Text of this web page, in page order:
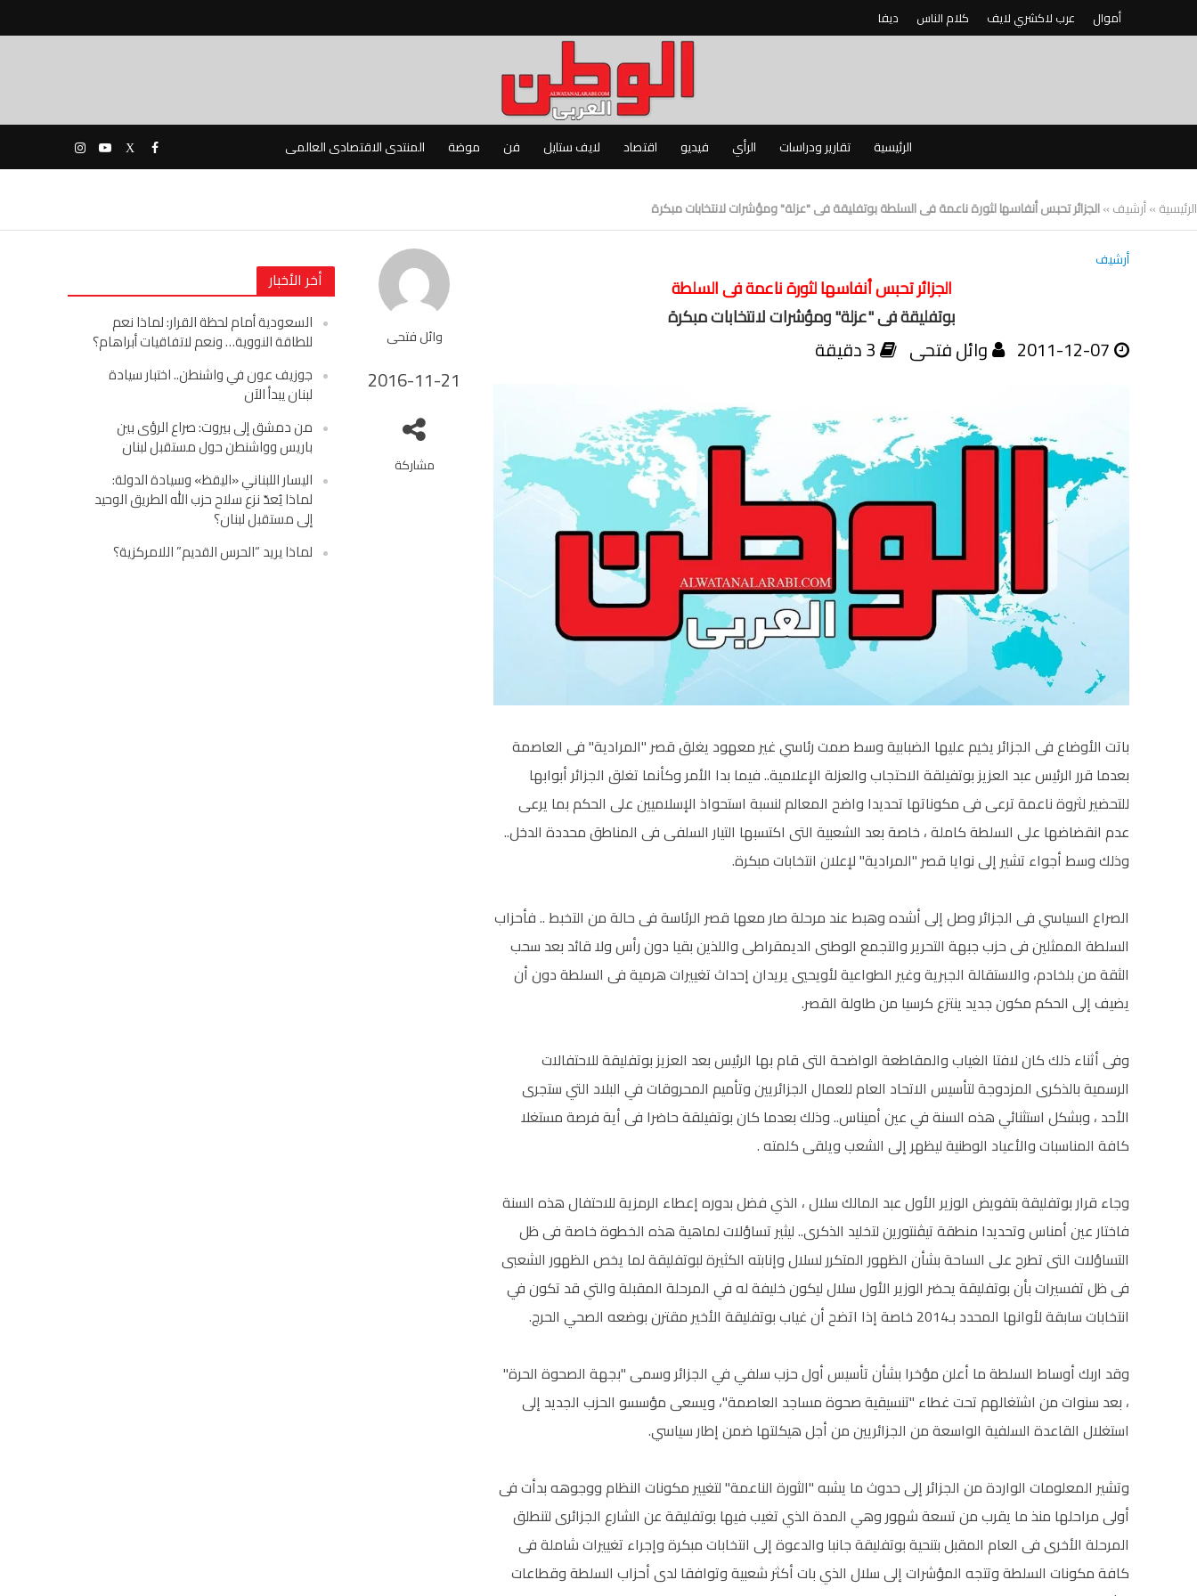
أموال عرب لاكشري لايف كلام الناس ديفا
الرئيسية تقارير ودراسات الرأي فيديو اقتصاد لايف ستايل فن موضة المنتدى الاقتصادى العالمى
الرئيسية»أرشيف»الجزائر تحبس أنفاسها لثورة ناعمة فى السلطة بوتفليقة فى "عزلة" ومؤشرات لانتخابات مبكرة
أخر الأخبار
السعودية أمام لحظة القرار: لماذا نعم
للطاقة النووية… ونعم لاتفاقيات أبراهام؟
جوزيف عون في واشنطن.. اختبار سيادة
لبنان يبدأ الآن
من دمشق إلى بيروت: صراع الرؤى بين
باريس وواشنطن حول مستقبل لبنان
اليسار اللبناني «اليقظ» وسيادة الدولة:
لماذا يُعدّ نزع سلاح حزب الله الطريق الوحيد
إلى مستقبل لبنان؟
لماذا يريد “الحرس القديم” اللامركزية؟
وائل فتحى
2016-11-21
مشاركة
أرشيف
الجزائر تحبس أنفاسها لثورة ناعمة فى السلطة
بوتفليقة فى "عزلة" ومؤشرات لانتخابات مبكرة
2011-12-07 وائل فتحى 3 دقيقة
باتت الأوضاع فى الجزائر يخيم عليها الضبابية وسط صمت رئاسي غير معهود يغلق قصر "المرادية" فى العاصمة
بعدما قرر الرئيس عبد العزيز بوتفيلقة الاحتجاب والعزلة الإعلامية.. فيما بدا الأمر وكأنما تغلق الجزائر أبوابها
للتحضير لثروة ناعمة ترعى فى مكوناتها تحديدا واضح المعالم لنسبة استحواذ الإسلاميين على الحكم بما يرعى
عدم انقضاضها على السلطة كاملة ، خاصة بعد الشعبية التى اكتسبها التيار السلفى فى المناطق محددة الدخل..
وذلك وسط أجواء تشير إلى نوايا قصر "المرادية" لإعلان انتخابات مبكرة.
الصراع السياسي فى الجزائر وصل إلى أشده وهبط عند مرحلة صار معها قصر الرئاسة فى حالة من التخبط .. فأحزاب
السلطة الممثلين فى حزب جبهة التحرير والتجمع الوطنى الديمقراطى واللذين بقيا دون رأس ولا قائد بعد سحب
الثقة من بلخادم، والاستقالة الجبرية وغير الطواعية لأويحيي يريدان إحداث تغييرات هرمية فى السلطة دون أن
يضيف إلى الحكم مكون جديد ينتزع كرسيا من طاولة القصر.
وفى أثناء ذلك كان لافتا الغياب والمقاطعة الواضحة التى قام بها الرئيس بعد العزيز بوتفليقة للاحتفالات
الرسمية بالذكرى المزدوجة لتأسيس الاتحاد العام للعمال الجزائريين وتأميم المحروقات في البلاد التي ستجرى
الأحد ، وبشكل استثنائي هذه السنة في عين أميناس.. وذلك بعدما كان بوتفيلقة حاضرا فى أية فرصة مستغلا
كافة المناسبات والأعياد الوطنية ليظهر إلى الشعب ويلقى كلمته .
وجاء قرار بوتفليقة بتفويض الوزير الأول عبد المالك سلال ، الذي فضل بدوره إعطاء الرمزية للاحتفال هذه السنة
فاختار عين أمناس وتحديدا منطقة تيڤنتورين لتخليد الذكرى.. ليثير تساؤلات لماهية هذه الخطوة خاصة فى ظل
التساؤلات التى تطرح على الساحة بشأن الظهور المتكرر لسلال وإنابته الكثيرة لبوتفليقة لما يخص الظهور الشعبى
فى ظل تفسيرات بأن بوتفليقة يحضر الوزير الأول سلال ليكون خليفة له في المرحلة المقبلة والتي قد تكون في
انتخابات سابقة لأوانها المحدد بـ2014 خاصة إذا اتضح أن غياب بوتفليقة الأخير مقترن بوضعه الصحي الحرج.
وقد اربك أوساط السلطة ما أعلن مؤخرا بشأن تأسيس أول حزب سلفي في الجزائر وسمى "بجهة الصحوة الحرة"
، بعد سنوات من اشتغالهم تحت غطاء "تنسيقية صحوة مساجد العاصمة"، ويسعى مؤسسو الحزب الجديد إلى
استغلال القاعدة السلفية الواسعة من الجزائريين من أجل هيكلتها ضمن إطار سياسي.
وتشير المعلومات الواردة من الجزائر إلى حدوث ما يشبه "الثورة الناعمة" لتغيير مكونات النظام ووجوهه بدأت فى
أولى مراحلها منذ ما يقرب من تسعة شهور وهي المدة الذي تغيب فيها بوتفليقة عن الشارع الجزائرى لتنطلق
المرحلة الأخرى فى العام المقبل بتنحية بوتفليقة جانبا والدعوة إلى انتخابات مبكرة وإجراء تغييرات شاملة فى
كافة مكونات السلطة وتتجه المؤشرات إلى سلال الذي بات أكثر شعبية وتوافقا لدى أحزاب السلطة وقطاعات